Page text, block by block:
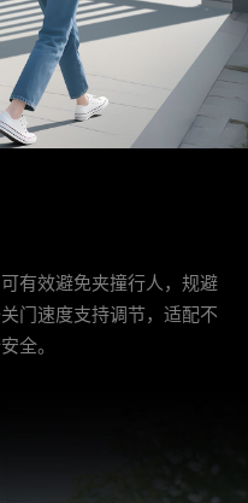
有效避免夹撞行人，规避
门速度支持调节，适配不
全。